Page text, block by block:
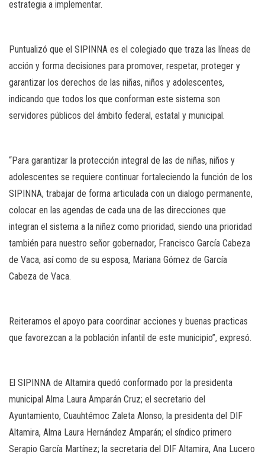
estrategia a implementar.
Puntualizó que el SIPINNA es el colegiado que traza las líneas de
acción y forma decisiones para promover, respetar, proteger y
garantizar los derechos de las niñas, niños y adolescentes,
indicando que todos los que conforman este sistema son
servidores públicos del ámbito federal, estatal y municipal.
“Para garantizar la protección integral de las de niñas, niños y
adolescentes se requiere continuar fortaleciendo la función de los
SIPINNA, trabajar de forma articulada con un dialogo permanente,
colocar en las agendas de cada una de las direcciones que
integran el sistema a la niñez como prioridad, siendo una prioridad
también para nuestro señor gobernador, Francisco García Cabeza
de Vaca, así como de su esposa, Mariana Gómez de García
Cabeza de Vaca.
Reiteramos el apoyo para coordinar acciones y buenas practicas
que favorezcan a la población infantil de este municipio”, expresó.
El SIPINNA de Altamira quedó conformado por la presidenta
municipal Alma Laura Amparán Cruz; el secretario del
Ayuntamiento, Cuauhtémoc Zaleta Alonso; la presidenta del DIF
Altamira, Alma Laura Hernández Amparán; el síndico primero
Serapio García Martínez; la secretaria del DIF Altamira, Ana Lucero